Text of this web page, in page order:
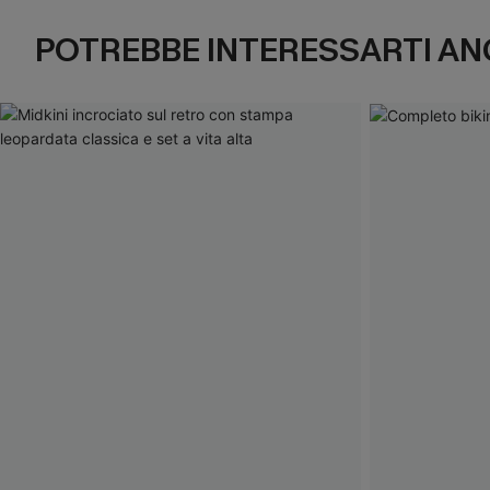
POTREBBE INTERESSARTI